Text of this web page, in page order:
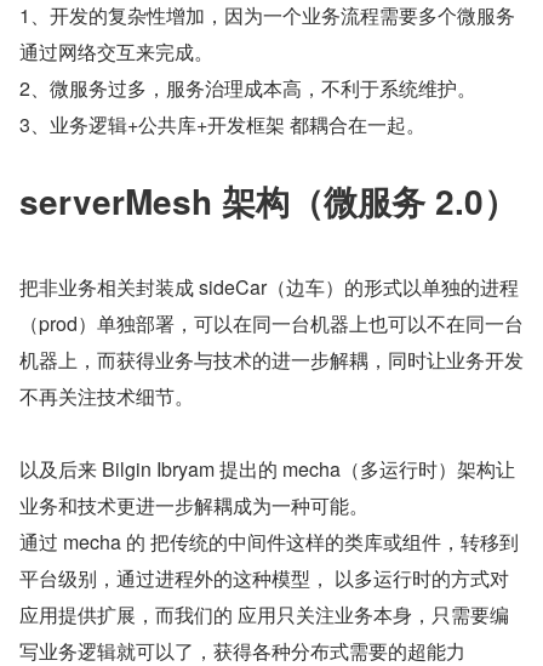
1、开发的复杂性增加，因为一个业务流程需要多个微服务
通过网络交互来完成。
2、微服务过多，服务治理成本高，不利于系统维护。
3、业务逻辑+公共库+开发框架 都耦合在一起。
serverMesh 架构（微服务 2.0）
把非业务相关封装成 sideCar（边车）的形式以单独的进程
（prod）单独部署，可以在同一台机器上也可以不在同一台
机器上，而获得业务与技术的进一步解耦，同时让业务开发
不再关注技术细节。
以及后来 Bilgin Ibryam 提出的 mecha（多运行时）架构让
业务和技术更进一步解耦成为一种可能。
通过 mecha 的 把传统的中间件这样的类库或组件，转移到
平台级别，通过进程外的这种模型， 以多运行时的方式对
应用提供扩展，而我们的 应用只关注业务本身，只需要编
写业务逻辑就可以了，获得各种分布式需要的超能力